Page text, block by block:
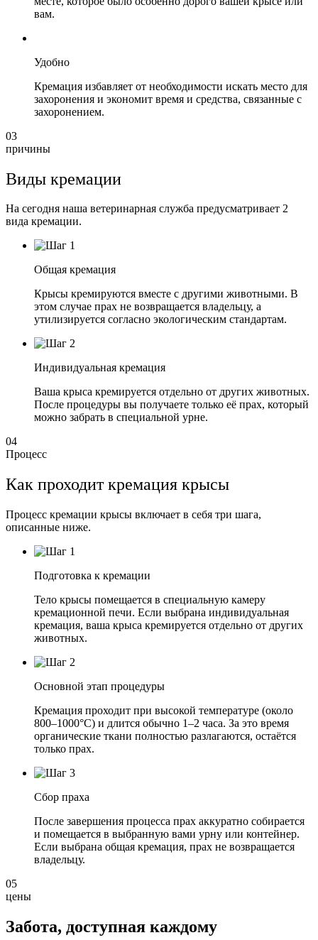
вам.
Удобно
Кремация избавляет от необходимости искать место для
захоронения и экономит время и средства, связанные с
захоронением.
03
причины
Виды кремации
На сегодня наша ветеринарная служба предусматривает 2
вида кремации.
Общая кремация
Крысы кремируются вместе с другими животными. В
этом случае прах не возвращается владельцу, а
утилизируется согласно экологическим стандартам.
Индивидуальная кремация
Ваша крыса кремируется отдельно от других животных.
После процедуры вы получаете только её прах, который
можно забрать в специальной урне.
04
Процесс
Как проходит кремация крысы
Процесс кремации крысы включает в себя три шага,
описанные ниже.
Подготовка к кремации
Тело крысы помещается в специальную камеру
кремационной печи. Если выбрана индивидуальная
кремация, ваша крыса кремируется отдельно от других
животных.
Основной этап процедуры
Кремация проходит при высокой температуре (около
800–1000°C) и длится обычно 1–2 часа. За это время
органические ткани полностью разлагаются, остаётся
только прах.
Сбор праха
После завершения процесса прах аккуратно собирается
и помещается в выбранную вами урну или контейнер.
Если выбрана общая кремация, прах не возвращается
владельцу.
05
цены
Забота, доступная каждому